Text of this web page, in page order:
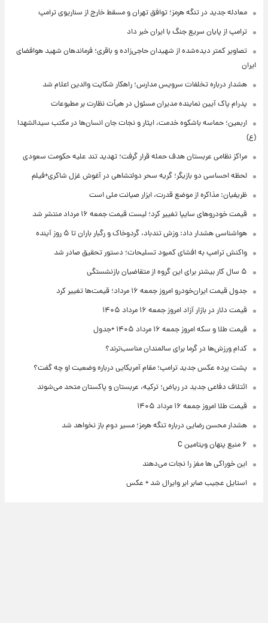
معادله جدید در تنگه هرمز؛ توافق تهران و مسقط خارج از سناریوی ترامپ
ترامپ از پایان سریع جنگ با ایران خبر داد
تصاویر کمتر دیده‌شده از شهیدان حاجی‌زاده و باقری؛ فرماندهان شهید هوافضای
ایران
هشدار درباره تخلفات سرویس مدارس؛ راهکار شکایت والدین اعلام شد
پدرام پاک آیین نماینده مدیران مسئول در هیأت نظارت بر مطبوعات
اربعین؛ حماسه باشکوه خدمت، ایثار و نجات جان انسان‌ها در مکتب سیدالشهدا
(ع)
مراکز نظامی عربستان هدف حمله قرار گرفت؛ تهدید تند علیه حکومت سعودی
لحظه احساسی دو بازیگر؛ گریه سحر دولتشاهی در آغوش غزل شاکری+فیلم
ظریفیان: مذاکره از موضع قدرت، ابزار صیانت ملی است
قیمت خودروهای سایپا تغییر کرد؛ لیست قیمت جمعه ۱۶ مرداد منتشر شد
هواشناسی هشدار داد: وزش تندباد، گردوخاک و رگبار باران تا ۵ روز آینده
واکنش ترامپ به افشای کمبود تسلیحات؛ دستور تحقیق صادر شد
۵ سال کار بیشتر برای این گروه از متقاضیان بازنشستگی
جدول قیمت ایران‌خودرو امروز جمعه ۱۶ مرداد؛ قیمت‌ها تغییر کرد
قیمت دلار در بازار آزاد امروز جمعه ۱۶ مرداد ۱۴۰۵
قیمت طلا و سکه امروز جمعه ۱۶ مرداد ۱۴۰۵ +جدول
کدام ورزش‌ها در گرما برای سالمندان مناسب‌ترند؟
پشت پرده عکس جدید ترامپ؛ مقام آمریکایی درباره وضعیت او چه گفت؟
ائتلاف دفاعی جدید در ریاض؛ ترکیه، عربستان و پاکستان متحد می‌شوند
قیمت طلا امروز جمعه ۱۶ مرداد ۱۴۰۵
هشدار محسن رضایی درباره تنگه هرمز؛ مسیر دوم باز نخواهد شد
۶ منبع پنهان ویتامین C
این خوراکی ها مغز را نجات می‌دهند
استایل عجیب صابر ابر وایرال شد + عکس